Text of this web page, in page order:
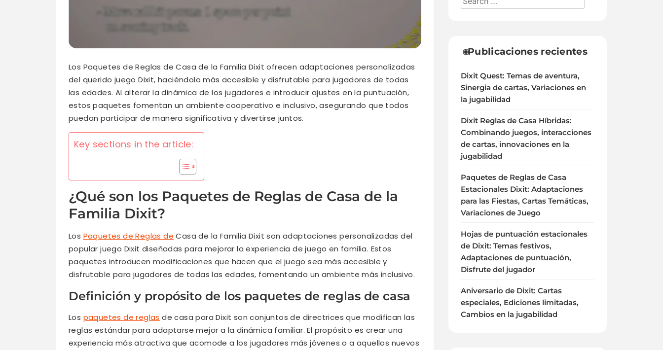
Los Paquetes de Reglas de Casa de la Familia Dixit ofrecen adaptaciones personalizadas
del querido juego Dixit, haciéndolo más accesible y disfrutable para jugadores de todas
las edades. Al alterar la dinámica de los jugadores e introducir ajustes en la puntuación,
estos paquetes fomentan un ambiente cooperativo e inclusivo, asegurando que todos
puedan participar de manera significativa y divertirse juntos.
Key sections in the article:
¿Qué son los Paquetes de Reglas de Casa de la
Familia Dixit?
Los Paquetes de Reglas de Casa de la Familia Dixit son adaptaciones personalizadas del
popular juego Dixit diseñadas para mejorar la experiencia de juego en familia. Estos
paquetes introducen modificaciones que hacen que el juego sea más accesible y
disfrutable para jugadores de todas las edades, fomentando un ambiente más inclusivo.
Definición y propósito de los paquetes de reglas de casa
Los paquetes de reglas de casa para Dixit son conjuntos de directrices que modifican las
reglas estándar para adaptarse mejor a la dinámica familiar. El propósito es crear una
experiencia más atractiva que acomode a los jugadores más jóvenes o a aquellos nuevos
Publicaciones recientes
Dixit Quest: Temas de aventura,
Sinergia de cartas, Variaciones en
la jugabilidad
Dixit Reglas de Casa Híbridas:
Combinando juegos, interacciones
de cartas, innovaciones en la
jugabilidad
Paquetes de Reglas de Casa
Estacionales Dixit: Adaptaciones
para las Fiestas, Cartas Temáticas,
Variaciones de Juego
Hojas de puntuación estacionales
de Dixit: Temas festivos,
Adaptaciones de puntuación,
Disfrute del jugador
Aniversario de Dixit: Cartas
especiales, Ediciones limitadas,
Cambios en la jugabilidad